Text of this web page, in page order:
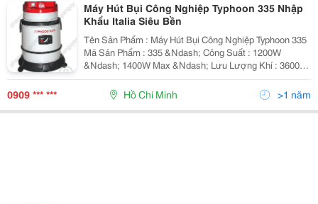
Máy Hút Bụi Công Nghiệp Typhoon 335 Nhập
Khẩu Italia Siêu Bền
Tên Sản Phẩm : Máy Hút Bụi Công Nghiệp Typhoon 335
Mã Sản Phẩm : 335 &Ndash; Công Suất : 1200W
&Ndash; 1400W Max &Ndash; Lưu Lượng Khí : 3600
Lít/Phút &Ndash; Điện Áp : 220V-50Hz &Ndash; Dung
Tích Thùng Chứa : 35 Lít &Ndash; Độ Ồn : 66 Db &N
0909 *** *** Hồ Chí Minh >1 năm